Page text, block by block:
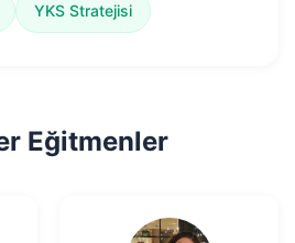
YKS Stratejisi
Eğitmenler